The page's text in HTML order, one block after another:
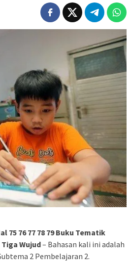
75 76 77 78 79 Buku Tematik
Wujud– Bahasan kali ini adalah
2 Pembelajaran 2.